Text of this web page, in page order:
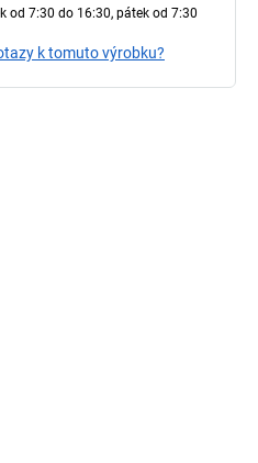
od 7:30 do 16:30, pátek od 7:30
k tomuto výrobku?